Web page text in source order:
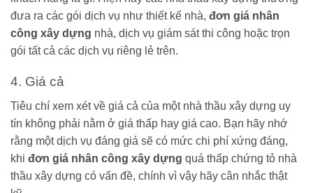
đưa ra các gói dịch vụ như thiết kế nhà, đơn giá nhân
công xây dựng nhà, dịch vụ giám sát thi công hoặc trọn
gói tất cả các dịch vụ riêng lẻ trên.
4. Giá cả
Tiêu chí xem xét về giá cả của một nhà thầu xây dựng uy
tín không phải nằm ở giá thấp hay giá cao. Bạn hãy nhớ
rằng một dịch vụ đáng giá sẽ có mức chi phí xứng đáng,
khi đơn giá nhân công xây dựng quá thấp chứng tỏ nhà
thầu xây dựng có vấn đề, chính vì vậy hãy cân nhắc thật